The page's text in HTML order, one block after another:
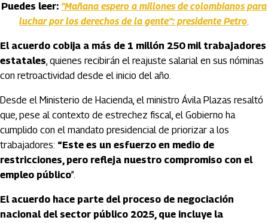
Puedes leer: "Mañana espero a millones de colombianos para
luchar por los derechos de la gente": presidente Petro.
El acuerdo cobija a más de 1 millón 250 mil trabajadores
estatales, quienes recibirán el reajuste salarial en sus nóminas
con retroactividad desde el inicio del año.
Desde el Ministerio de Hacienda, el ministro Ávila Plazas resaltó
que, pese al contexto de estrechez fiscal, el Gobierno ha
cumplido con el mandato presidencial de priorizar a los
trabajadores: “Este es un esfuerzo en medio de
restricciones, pero refleja nuestro compromiso con el
empleo público”.
El acuerdo hace parte del proceso de negociación
nacional del sector público 2025, que incluye la